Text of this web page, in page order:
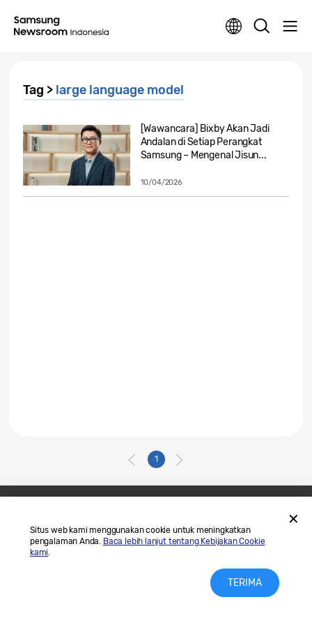
Situs web kami menggunakan cookie untuk meningkatkan
pengalaman Anda. Baca lebih lanjut tentang Kebijakan Cookie
kami.
TERIMA
Tag > large language model
[Wawancara] Bixby Akan Jadi
Andalan di Setiap Perangkat
Samsung – Mengenal Jisun...
10/04/2026
1
Hubungi Kami
SAMSUNG.COM
Legal
Privasi